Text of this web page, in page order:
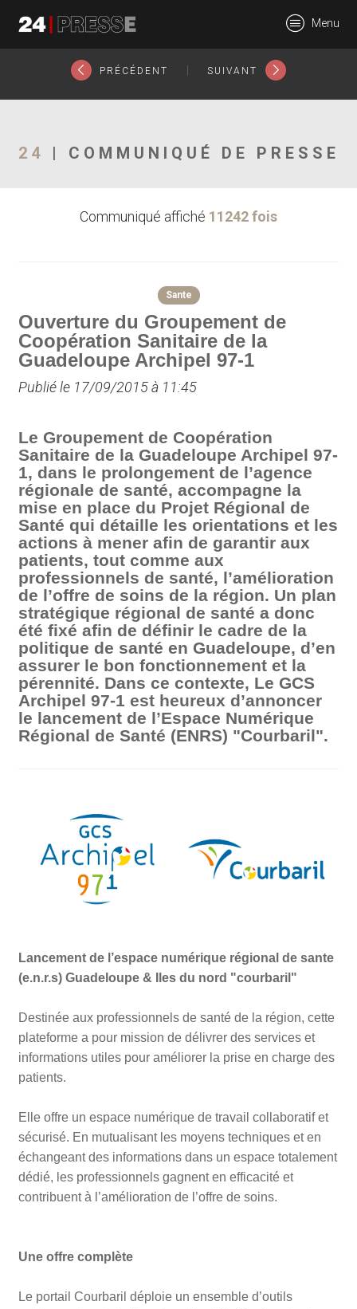
24Presse -
Communiqués de
Menu
PRÉCÉDENT SUIVANT
24 | COMMUNIQUÉ DE PRESSE
Communiqué affiché 11242 fois
Sante
Ouverture du Groupement de
Coopération Sanitaire de la
Guadeloupe Archipel 97-1
Publié le 17/09/2015 à 11:45
Le Groupement de Coopération
Sanitaire de la Guadeloupe Archipel 97-
1, dans le prolongement de l’agence
régionale de santé, accompagne la
mise en place du Projet Régional de
Santé qui détaille les orientations et les
actions à mener afin de garantir aux
patients, tout comme aux
professionnels de santé, l’amélioration
de l’offre de soins de la région. Un plan
stratégique régional de santé a donc
été fixé afin de définir le cadre de la
politique de santé en Guadeloupe, d’en
assurer le bon fonctionnement et la
pérennité. Dans ce contexte, Le GCS
Archipel 97-1 est heureux d’annoncer
le lancement de l’Espace Numérique
Régional de Santé (ENRS) "Courbaril".
Lancement de l’espace numérique régional de sante
(e.n.r.s) Guadeloupe & Iles du nord "courbaril"
Destinée aux professionnels de santé de la région, cette
plateforme a pour mission de délivrer des services et
informations utiles pour améliorer la prise en charge des
patients.
Elle offre un espace numérique de travail collaboratif et
sécurisé. En mutualisant les moyens techniques et en
échangeant des informations dans un espace totalement
dédié, les professionnels gagnent en efficacité et
contribuent à l’amélioration de l’offre de soins.
Une offre complète
Le portail Courbaril déploie un ensemble d’outils